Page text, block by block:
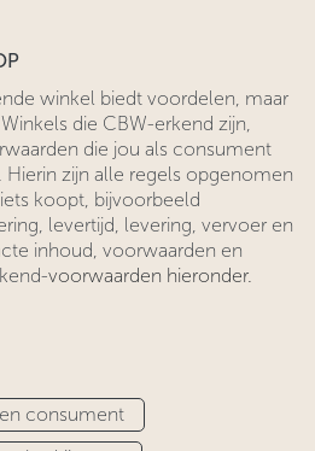
winkel biedt voordelen, maar
die CBW-erkend zijn,
​die jou als consument
zijn alle regels ​opgenomen
koopt, bijvoorbeeld
levertijd, levering, vervoer en
inhoud, voorwaarden en
voorwaarden hieronder.
consument​​​​